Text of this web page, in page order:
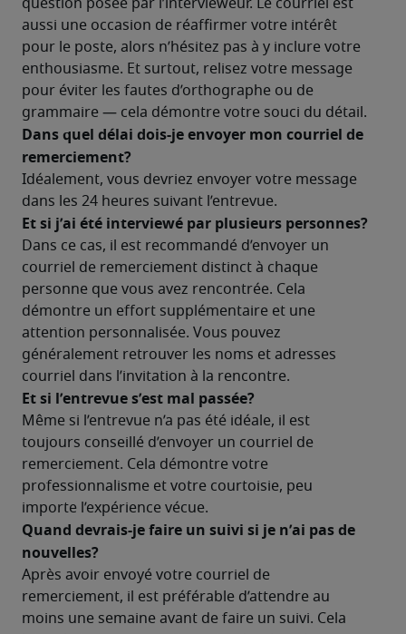
question posée par l’intervieweur. Le courriel est
aussi une occasion de réaffirmer votre intérêt
pour le poste, alors n’hésitez pas à y inclure votre
enthousiasme. Et surtout, relisez votre message
pour éviter les fautes d’orthographe ou de
grammaire — cela démontre votre souci du détail.
Dans quel délai dois-je envoyer mon courriel de
remerciement?
Idéalement, vous devriez envoyer votre message
dans les 24 heures suivant l’entrevue.
Et si j’ai été interviewé par plusieurs personnes?
Dans ce cas, il est recommandé d’envoyer un
courriel de remerciement distinct à chaque
personne que vous avez rencontrée. Cela
démontre un effort supplémentaire et une
attention personnalisée. Vous pouvez
généralement retrouver les noms et adresses
courriel dans l’invitation à la rencontre.
Et si l’entrevue s’est mal passée?
Même si l’entrevue n’a pas été idéale, il est
toujours conseillé d’envoyer un courriel de
remerciement. Cela démontre votre
professionnalisme et votre courtoisie, peu
importe l’expérience vécue.
Quand devrais-je faire un suivi si je n’ai pas de
nouvelles?
Après avoir envoyé votre courriel de
remerciement, il est préférable d’attendre au
moins une semaine avant de faire un suivi. Cela